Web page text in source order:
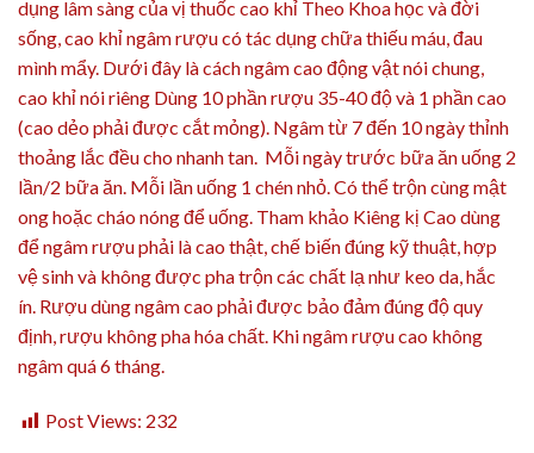
dụng lâm sàng của vị thuốc cao khỉ Theo Khoa học và đời
sống, cao khỉ ngâm rượu có tác dụng chữa thiếu máu, đau
mình mẩy. Dưới đây là cách ngâm cao động vật nói chung,
cao khỉ nói riêng Dùng 10 phần rượu 35-40 độ và 1 phần cao
(cao dẻo phải được cắt mỏng). Ngâm từ 7 đến 10 ngày thỉnh
thoảng lắc đều cho nhanh tan. Mỗi ngày trước bữa ăn uống 2
lần/2 bữa ăn. Mỗi lần uống 1 chén nhỏ. Có thể trộn cùng mật
ong hoặc cháo nóng để uống. Tham khảo Kiêng kị Cao dùng
để ngâm rượu phải là cao thật, chế biến đúng kỹ thuật, hợp
vệ sinh và không được pha trộn các chất lạ như keo da, hắc
ín. Rượu dùng ngâm cao phải được bảo đảm đúng độ quy
định, rượu không pha hóa chất. Khi ngâm rượu cao không
ngâm quá 6 tháng.
Post Views: 232